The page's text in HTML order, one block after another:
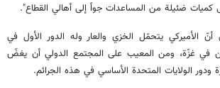
كميات ضئيلة من المساعدات جواً إلى أهالي القطاع".
أنّ الأميركي يتحمّل الخزي والعار وله الدور الأول في
في غزّة، ومن المعيب على المجتمع الدولي أن يغضّ
الولايات المتحدة الأساسي في هذه الجرائم.